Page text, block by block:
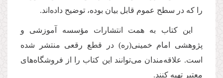
را که در سطح عموم قابل بیان بوده، توضیح داده‌اند.
این کتاب به همت انتشارات مؤسسه آموزشی و
پژوهشی امام خمینی(ره) در قطع رقعی منتشر شده
است. علاقه‌مندان می‌توانند این کتاب را از فروشگاه‌های
معتبر تهیه کنند.